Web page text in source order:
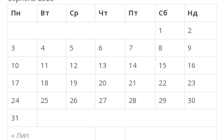
Пн
Вт Ср Чт Пт Сб Нд
« Лип
1
2
3
4 5 6 7 8
9
10
11 12 13 14 15
16
17
18 19 20 21 22
23
24
25 26 27 28 29
30
31